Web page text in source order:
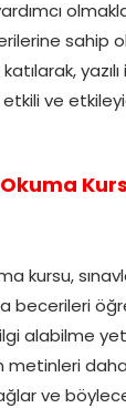
sahip
ve
Okuma
kursu,
becerileri
alabilme
metinleri daha
ve